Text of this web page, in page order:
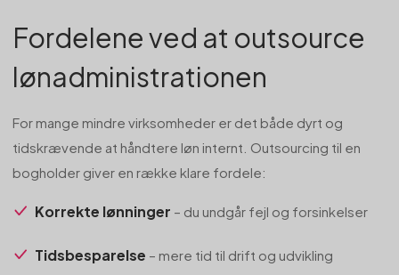
Fordelene ved at outsource
lønadministrationen
For mange mindre virksomheder er det både dyrt og
tidskrævende at håndtere løn internt. Outsourcing til en
bogholder giver en række klare fordele:
Korrekte lønninger – du undgår fejl og forsinkelser
Tidsbesparelse – mere tid til drift og udvikling